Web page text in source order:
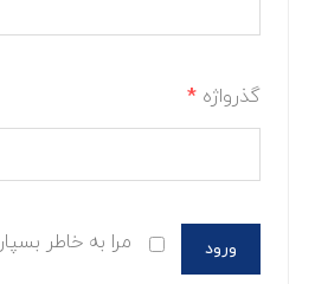
گذرواژه*
مرا به خاطر بسپار ورود